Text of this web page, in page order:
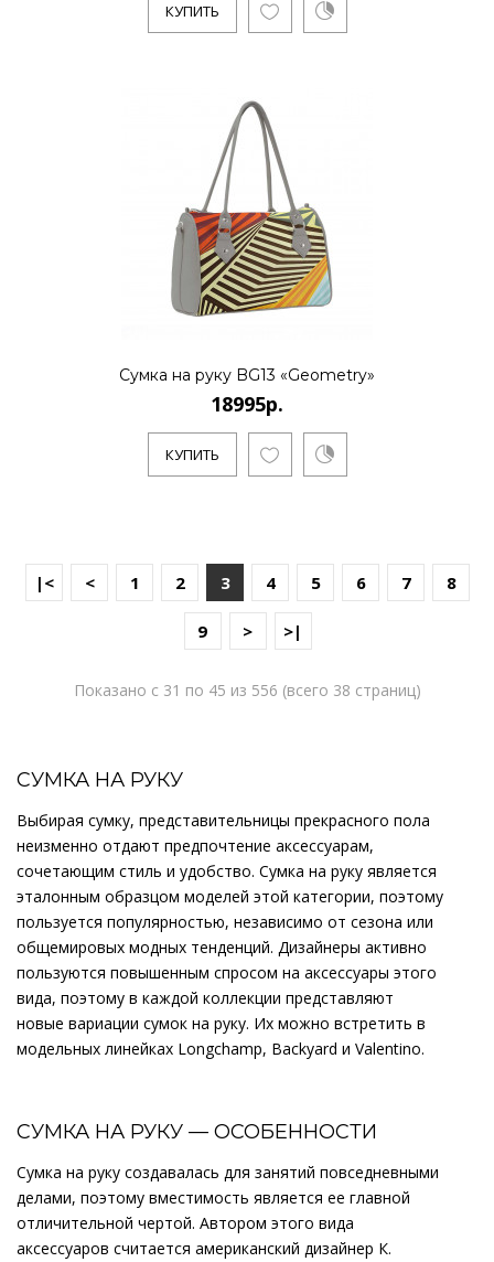
КУПИТЬ
Сумка на руку BG13 «Geometry»
18995р.
КУПИТЬ
|< < 1 2 3 4 5 6 7 8
9 > >|
Показано с 31 по 45 из 556 (всего 38 страниц)
СУМКА НА РУКУ
Выбирая сумку, представительницы прекрасного пола
неизменно отдают предпочтение аксессуарам,
сочетающим стиль и удобство. Сумка на руку является
эталонным образцом моделей этой категории, поэтому
пользуется популярностью, независимо от сезона или
общемировых модных тенденций. Дизайнеры активно
пользуются повышенным спросом на аксессуары этого
вида, поэтому в каждой коллекции представляют
новые вариации сумок на руку. Их можно встретить в
модельных линейках Longchamp, Backyard и Valentino.
СУМКА НА РУКУ — ОСОБЕННОСТИ
Сумка на руку создавалась для занятий повседневными
делами, поэтому вместимость является ее главной
отличительной чертой. Автором этого вида
аксессуаров считается американский дизайнер К.